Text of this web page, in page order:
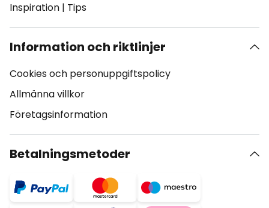
Inspiration | Tips
Information och riktlinjer
Cookies och personuppgiftspolicy
Allmänna villkor
Företagsinformation
Betalningsmetoder